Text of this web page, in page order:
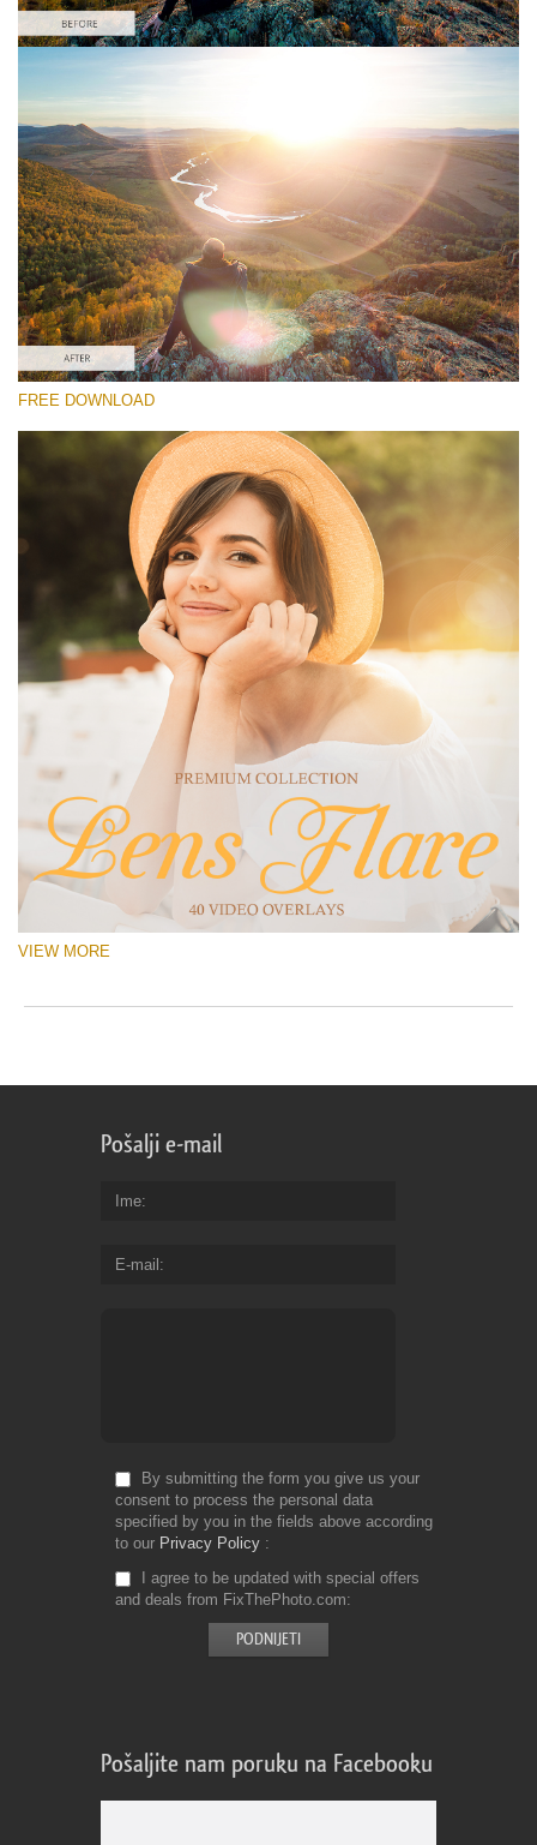
Please select
Free Lens Flare Overlay #5
Lens Flare
Free download
FREE DOWNLOAD
VIEW MORE
Pošalji e-mail
Ime
E-mail
By submitting the form you give us your
consent to process the personal data
specified by you in the fields above according
to our Privacy Policy
I agree to be updated with special offers
and deals from FixThePhoto.com
Pošaljite nam poruku na Facebooku